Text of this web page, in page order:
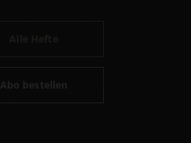
Abo bestellen